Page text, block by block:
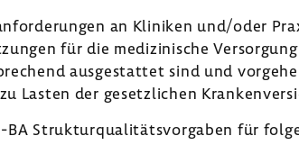
an Kliniken und/oder
für die medi­zi­ni­sche
ausge­stattet sind und
Lasten der gesetz­li­chen
BA Struk­tur­qua­li­täts­vor­gaben für